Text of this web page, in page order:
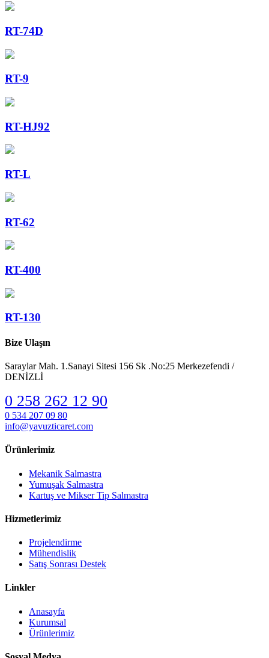
RT-74D
RT-9
RT-HJ92
RT-L
RT-62
RT-400
RT-130
Bize Ulaşın
Saraylar Mah. 1.Sanayi Sitesi 156 Sk .No:25 Merkezefendi /
DENİZLİ
0 258 262 12 90
0 534 207 09 80
info@yavuzticaret.com
Ürünlerimiz
Mekanik Salmastra
Yumuşak Salmastra
Kartuş ve Mikser Tip Salmastra
Hizmetlerimiz
Projelendirme
Mühendislik
Satış Sonrası Destek
Linkler
Anasayfa
Kurumsal
Ürünlerimiz